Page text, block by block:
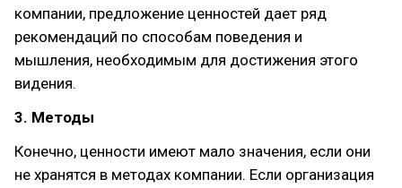
компании, предложение ценностей дает ряд
рекомендаций по способам поведения и
мышления, необходимым для достижения этого
видения.
3. Методы
Конечно, ценности имеют мало значения, если они
не хранятся в методах компании. Если организация